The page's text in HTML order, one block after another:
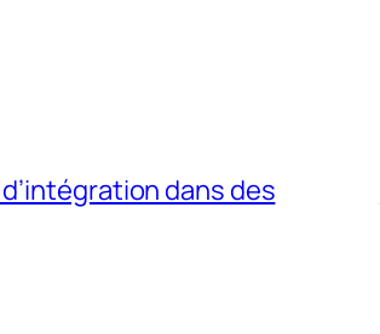
dans des